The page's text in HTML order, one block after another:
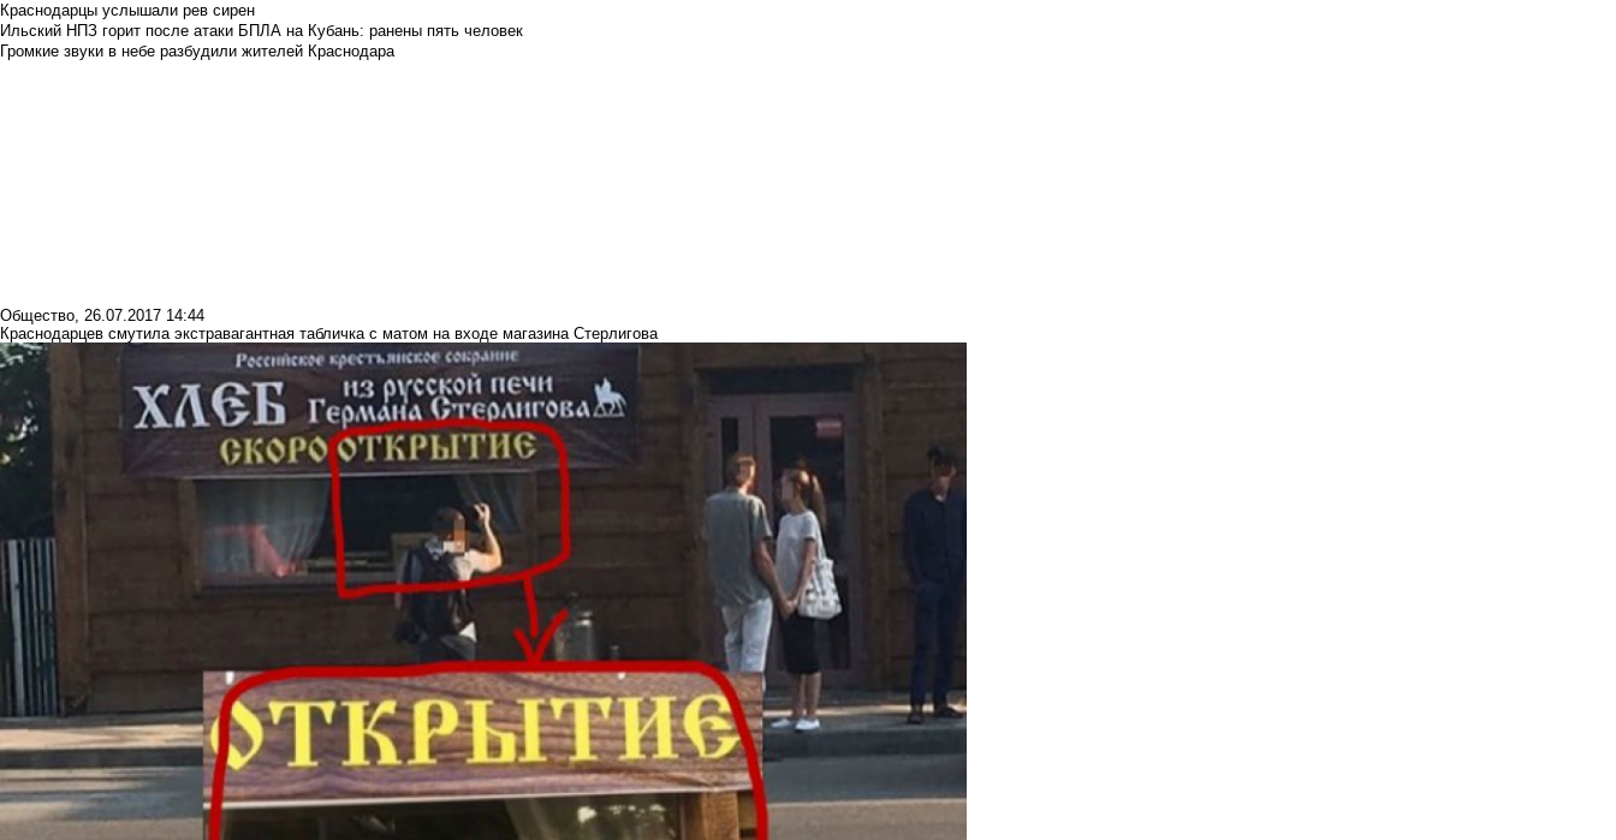
Краснодарцы услышали рев сирен
Ильский НПЗ горит после атаки БПЛА на Кубань: ранены пять человек
Громкие звуки в небе разбудили жителей Краснодара
Общество, 26.07.2017 14:44
Краснодарцев смутила экстравагантная табличка с матом на входе магазина Стерлигова